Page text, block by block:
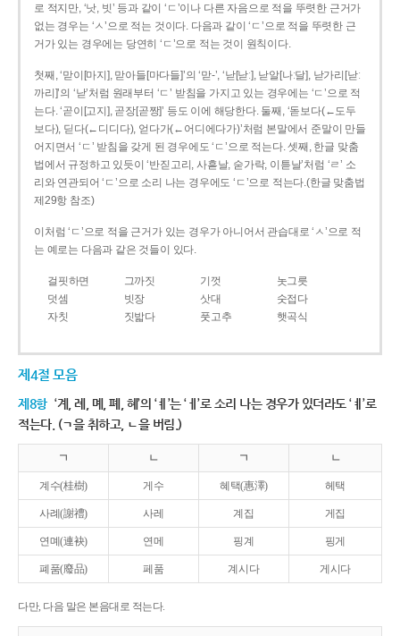
로 적지만, ‘낫, 빗’ 등과 같이 ‘ㄷ’이나 다른 자음으로 적을 뚜렷한 근거가
없는 경우는 ‘ㅅ’으로 적는 것이다. 다음과 같이 ‘ㄷ’으로 적을 뚜렷한 근
거가 있는 경우에는 당연히 ‘ㄷ’으로 적는 것이 원칙이다.
첫째, ‘맏이[마지], 맏아들[마다들]’의 ‘맏-’, ‘낟[낟ː], 낟알[나ː달], 낟가리[낟ː
까리]’의 ‘낟’처럼 원래부터 ‘ㄷ’ 받침을 가지고 있는 경우에는 ‘ㄷ’으로 적
는다. ‘곧이[고지], 곧장[곧짱]’ 등도 이에 해당한다. 둘째, ‘돋보다(←도두
보다), 딛다(←디디다), 얻다가(←어디에다가)’처럼 본말에서 준말이 만들
어지면서 ‘ㄷ’ 받침을 갖게 된 경우에도 ‘ㄷ’으로 적는다. 셋째, 한글 맞춤
법에서 규정하고 있듯이 ‘반짇고리, 사흗날, 숟가락, 이튿날’처럼 ‘ㄹ’ 소
리와 연관되어 ‘ㄷ’으로 소리 나는 경우에도 ‘ㄷ’으로 적는다.(한글 맞춤법
제29항 참조)
이처럼 ‘ㄷ’으로 적을 근거가 있는 경우가 아니어서 관습대로 ‘ㅅ’으로 적
는 예로는 다음과 같은 것들이 있다.
걸핏하면 그까짓 기껏
놋그릇
덧셈
빗장 삿대
숫접다
자칫
짓밟다 풋고추 햇곡식
제4절 모음
제8항 ‘계, 례, 몌, 폐, 혜’의 ‘ㅖ’는 ‘ㅔ’로 소리 나는 경우가 있더라도 ‘ㅖ’로
적는다. (ㄱ을 취하고, ㄴ을 버림.)
ㄱ ㄴ ㄱ ㄴ
계수(桂樹) 게수 혜택(惠澤) 헤택
사례(謝禮) 사레 계집 게집
연몌(連袂) 연메 핑계 핑게
폐품(廢品) 페품 계시다 게시다
다만, 다음 말은 본음대로 적는다.